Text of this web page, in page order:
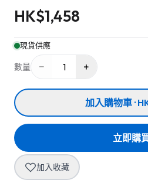
HK$1,458
現貨供應
數量 − 1 +
加入購物車 ·
立即購
加入收藏